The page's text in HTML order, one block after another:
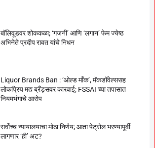
बॉलिवूडवर शोककळा; ‘गजनी’ आणि ‘लगान’ फेम ज्येष्ठ
अभिनेते प्रदीप रावत यांचे निधन
Liquor Brands Ban : ‘ओल्ड मॉंक’, मॅकडॉवेल्ससह
लोकप्रिय मद्य ब्रँड्सवर कारवाई; FSSAI च्या तपासात
नियमभंगाचे आरोप
सर्वोच्च न्यायालयाचा मोठा निर्णय; आता पेट्रोल भरण्यापूर्वी
लागणार ‘ही’ अट?